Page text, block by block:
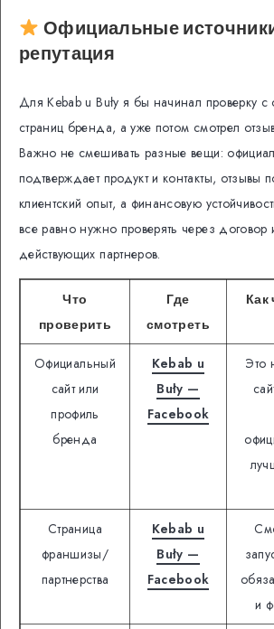
Официальные
репутация
Для Kebab u Buły я бы начинал проверку с
страниц бренда, а уже потом смотрел
Важно не смешивать разные вещи:
подтверждает продукт и контакты, отзывы
клиентский опыт, а финансовую
все равно нужно проверять через договор
действующих партнеров.
Что
проверить
Где
смотреть
Как
Официальный
сайт или
профиль
бренда
Kebab u
Buły —
Facebook
Это
Страница
франшизы/
партнерства
Kebab u
Buły —
Facebook
и